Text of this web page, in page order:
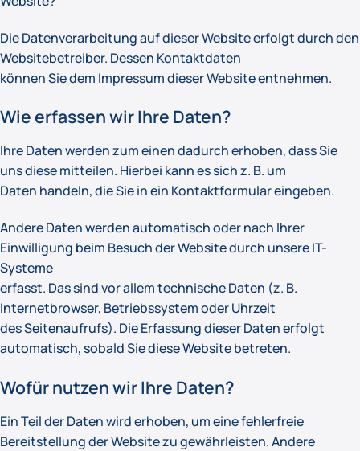
Die Datenverarbeitung auf dieser Website erfolgt durch den
Websitebetreiber. Dessen Kontaktdaten
können Sie dem Impressum dieser Website entnehmen.
Wie erfassen wir Ihre Daten?
Ihre Daten werden zum einen dadurch erhoben, dass Sie
uns diese mitteilen. Hierbei kann es sich z. B. um
Daten handeln, die Sie in ein Kontaktformular eingeben.
Andere Daten werden automatisch oder nach Ihrer
Einwilligung beim Besuch der Website durch unsere IT-
Systeme
erfasst. Das sind vor allem technische Daten (z. B.
Internetbrowser, Betriebssystem oder Uhrzeit
des Seitenaufrufs). Die Erfassung dieser Daten erfolgt
automatisch, sobald Sie diese Website betreten.
Wofür nutzen wir Ihre Daten?
Ein Teil der Daten wird erhoben, um eine fehlerfreie
Bereitstellung der Website zu gewährleisten. Andere